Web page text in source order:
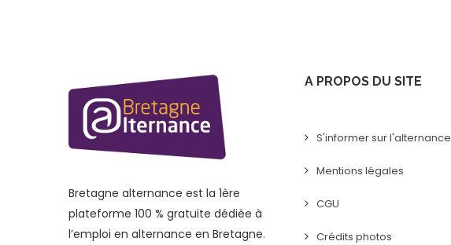
Bretagne alternance est la 1ère
plateforme 100 % gratuite dédiée à
l’emploi en alternance en Bretagne.
A PROPOS DU SITE
S'informer sur l'alternance
Mentions légales
CGU
Crédits photos